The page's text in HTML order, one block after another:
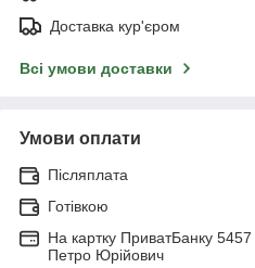
Доставка кур'єром
Всі умови доставки
Умови оплати
Післяплата
Готівкою
На картку ПриватБанку
Петро Юрійович